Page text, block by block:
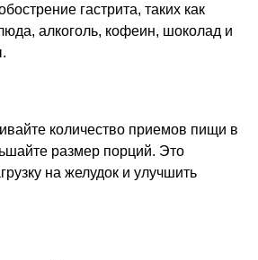
гастрита, таких как
алкоголь, кофеин, шоколад и
количество приемов пищи в
размер порций. Это
на желудок и улучшить